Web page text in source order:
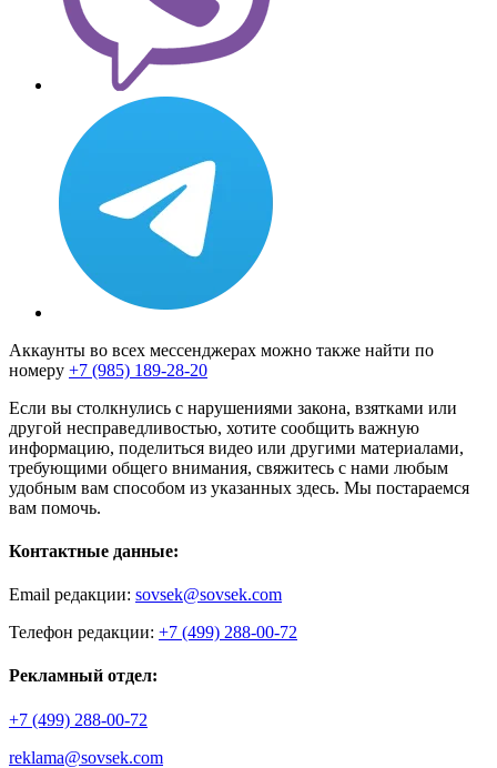
Аккаунты во всех мессенджерах можно также найти по
номеру +7 (985) 189-28-20
Если вы столкнулись с нарушениями закона, взятками или
другой несправедливостью, хотите сообщить важную
информацию, поделиться видео или другими материалами,
требующими общего внимания, свяжитесь с нами любым
удобным вам способом из указанных здесь. Мы постараемся
вам помочь.
Контактные данные:
Email редакции: sovsek@sovsek.com
Телефон редакции: +7 (499) 288-00-72
Рекламный отдел:
+7 (499) 288-00-72
reklama@sovsek.com